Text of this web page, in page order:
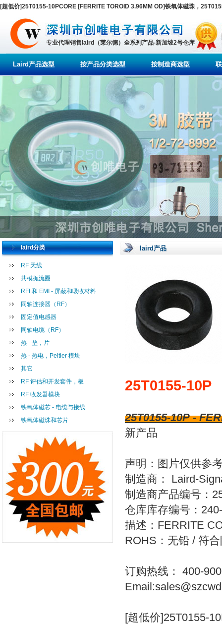
[超低价]25T0155-10PCORE [FERRITE TOROID 3.96MM OD]铁氧体磁珠，
专业代理销售laird（莱尔德）全系列产品-新加坡2号仓库
Laird产品选型 按产品分类选型 按制造商选型
laird分类
RF 天线
共模扼流圈
RFI 和 EMI - 屏蔽和吸收材料
同轴连接器（RF）
固定值电感器
同轴电缆（RF）
热 - 垫，片
热 - 热电，Peltier 模块
其它
RF 评估和开发套件，板
RF 收发器模块
铁氧体磁芯 - 电缆与接线
铁氧体磁珠和芯片
laird产品
25T0155-10P
25T0155-10P -
新产品
声明：图片仅供参
制造商： Laird-
制造商产品编号：
仓库库存编号：
描述：FERRITE
ROHS：无铅 / 符
订购热线： 400-
[超低价]25T0155-